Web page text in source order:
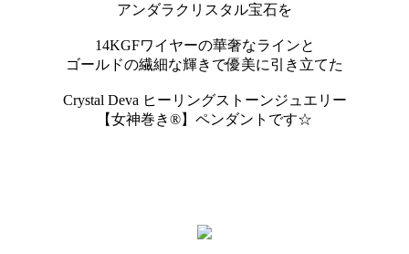
アンダラクリスタル宝石を
14KGFワイヤーの華奢なラインと
ゴールドの繊細な輝きで優美に引き立てた
Crystal Deva ヒーリングストーンジュエリー
【女神巻き®】ペンダントです☆